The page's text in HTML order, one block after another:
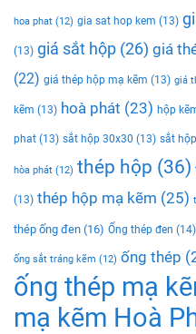
hoa phat (12) gia sat hop kem (13)
(13) giá sắt hộp (26) giá
(22) giá thép hộp mạ kẽm (13) giá
kẽm (13) hoà phát (23) hộp
phat (13) sắt hộp 30x30 (13) sắt
hòa phát (12) thép hộp (36)
(13) thép hộp mạ kẽm (25)
thép ống đen (16) Ống thép đen (14)
ống sắt tráng kẽm (12) ống thép
ống thép mạ
mạ kẽm Hoà